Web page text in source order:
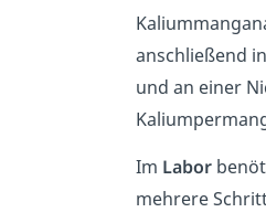
anschließend
und an einer
Im Labor
mehrere